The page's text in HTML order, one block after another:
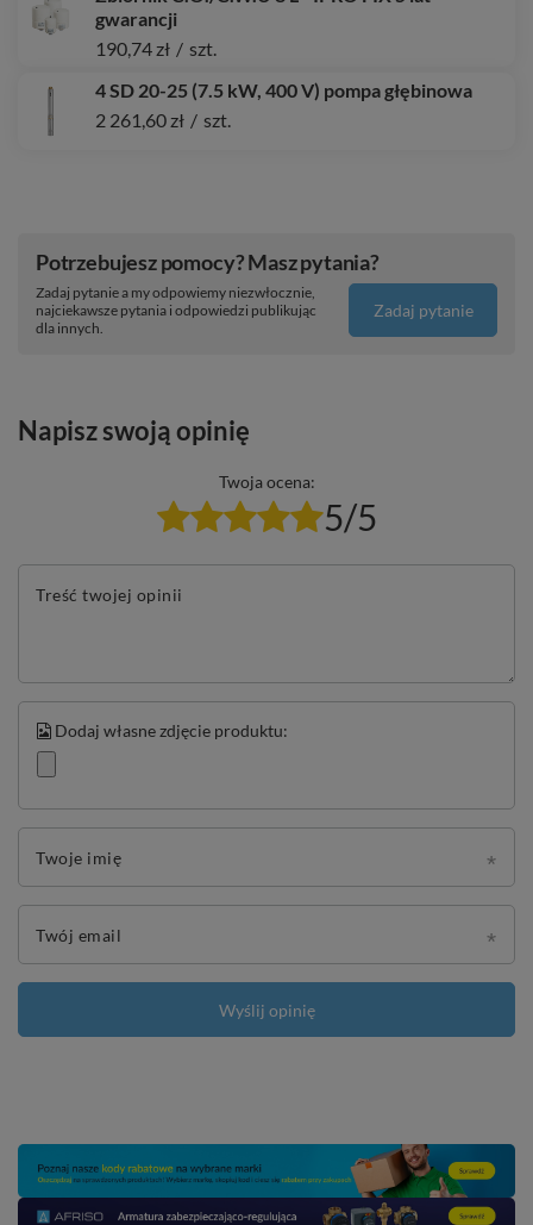
gwarancji
190,74 zł / szt.
4 SD 20-25 (7.5 kW, 400 V) pompa głębinowa
2 261,60 zł / szt.
Potrzebujesz pomocy? Masz pytania?
Zadaj pytanie a my odpowiemy niezwłocznie,
najciekawsze pytania i odpowiedzi publikując
dla innych.
Zadaj pytanie
Napisz swoją opinię
Twoja ocena:
5/5
Treść twojej opinii
Dodaj własne zdjęcie produktu:
Twoje imię
Twój email
Wyślij opinię